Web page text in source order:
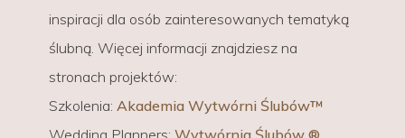
inspiracji dla osób zainteresowanych tematyką
ślubną. Więcej informacji znajdziesz na
stronach projektów:
Szkolenia: Akademia Wytwórni Ślubów™
Wedding Planners: Wytwórnia Ślubów ®